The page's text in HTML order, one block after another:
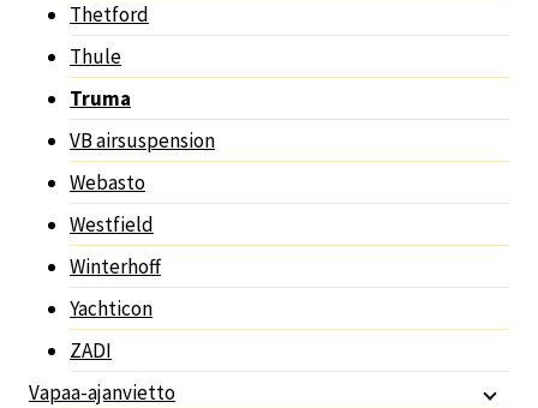
Thetford
Thule
Truma
VB airsuspension
Webasto
Westfield
Winterhoff
Yachticon
ZADI
Vapaa-ajanvietto